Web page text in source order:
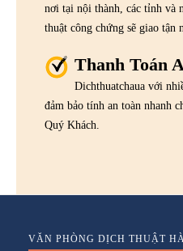
nơi tại nội thành, các tỉnh và
thuật công chứng sẽ giao tận
Thanh Toán
Dichthuatchaua với
đảm bảo tính an toàn nhanh
Quý Khách.
VĂN PHÒNG DỊCH THUẬT